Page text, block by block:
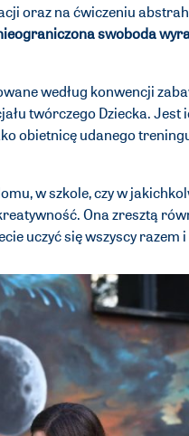
oraz na ćwiczeniu
swoboda
według konwencji
twórczego Dziecka. Jest
obietnicę udanego
w szkole, czy w
Ona zresztą
uczyć się wszyscy razem